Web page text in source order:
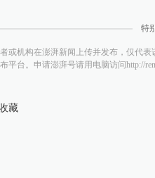
特
或机构在澎湃新闻上传并发布，仅代
平台。申请澎湃号请用电脑访问http://
藏